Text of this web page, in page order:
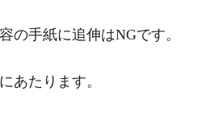
の手紙に追伸はNGです。
あたります。